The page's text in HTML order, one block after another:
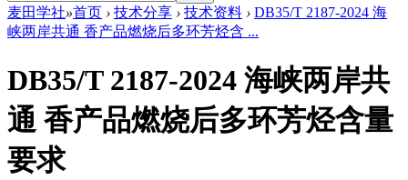
麦田学社»首页 › 技术分享 › 技术资料 › DB35/T 2187-2024 海
峡两岸共通 香产品燃烧后多环芳烃含 ...
DB35/T 2187-2024 海峡两岸共
通 香产品燃烧后多环芳烃含量
要求